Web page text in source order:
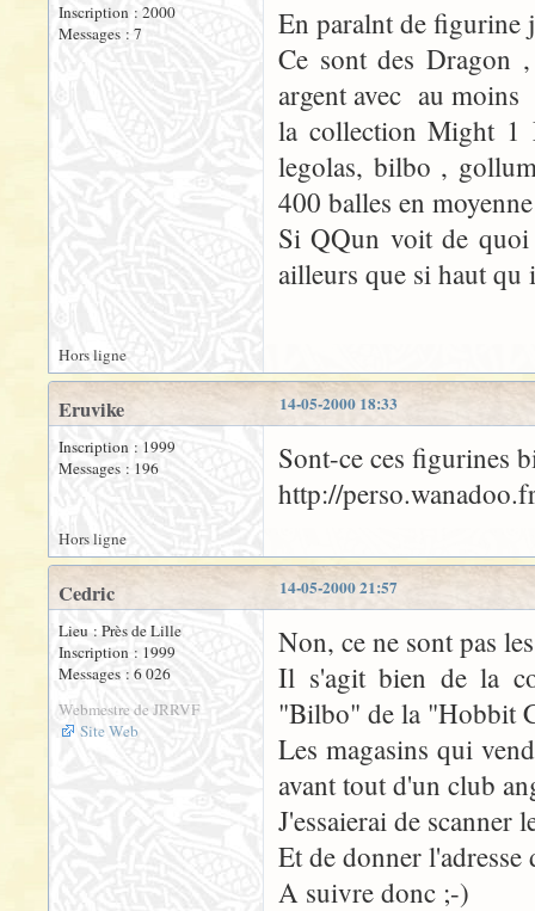
Inscription : 2000
Messages : 7
En paralnt de figurine
Ce sont des Dragon
argent avec au moins
la collection Might
legolas, bilbo ,
400 balles en
Si QQun voit de
ailleurs que si haut
Hors ligne
14-05-2000 18:33
Eruvike
Inscription : 1999
Messages : 196
Sont-ce ces figurines
http://
Hors ligne
14-05-2000 21:57
Cedric
Lieu : Près de Lille
Inscription : 1999
Messages : 6 026
Webmestre de JRRVF
Site Web
Non, ce ne sont pas
Il s'agit bien de la
"Bilbo" de la "Hobbit
Les magasins qui
avant tout d'un club
J'essaierai de scanner
Et de donner
A suivre donc ;-)